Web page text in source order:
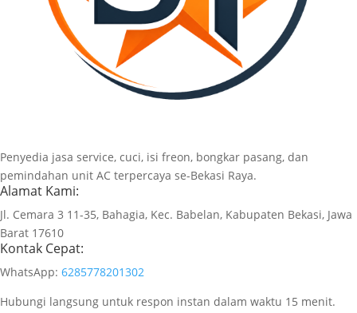
Penyedia jasa service, cuci, isi freon, bongkar pasang, dan
pemindahan unit AC terpercaya se-Bekasi Raya.
Alamat Kami:
Jl. Cemara 3 11-35, Bahagia, Kec. Babelan, Kabupaten Bekasi, Jawa
Barat 17610
Kontak Cepat:
WhatsApp: 6285778201302
Hubungi langsung untuk respon instan dalam waktu 15 menit.